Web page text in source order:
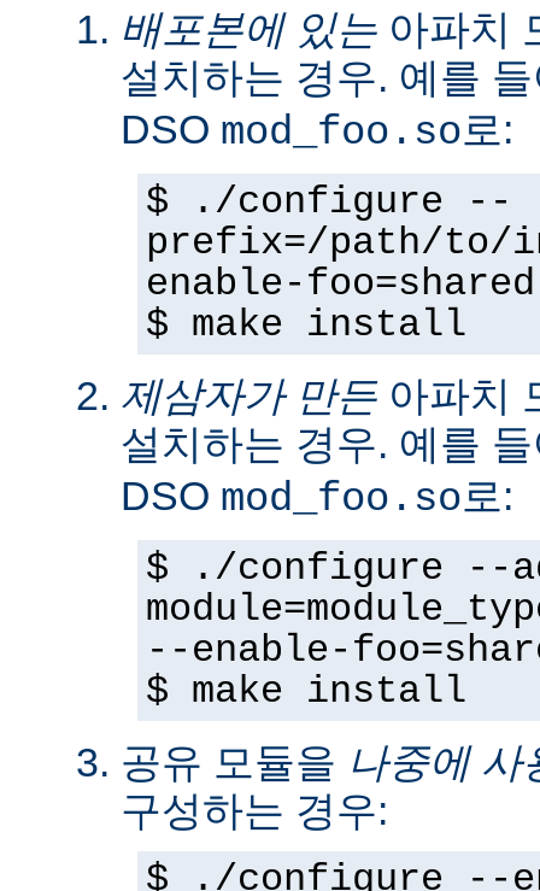
배포본에 있는 아파치
설치하는 경우. 예를
DSO mod_foo.so로:
$ ./configure --
prefix=/path/
enable-foo=shared
$ make install
제삼자가 만든아파치
설치하는 경우. 예를
DSO mod_foo.so로:
$ ./configure --
--enable-
$ make install
공유 모듈을 나중에 사
구성하는 경우:
$ ./configure --